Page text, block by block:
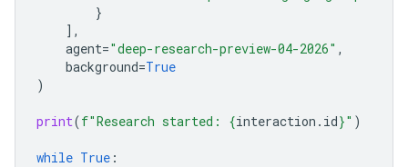
}
],
agent="deep-research-preview-04-2026" ,
background=True
)
print(f"Research started: {interaction . id}" )
while True :